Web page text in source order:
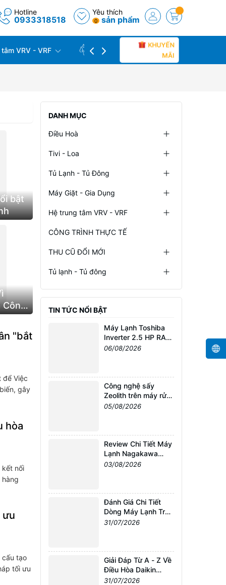
Hotline
0933318518
Yêu thích
0 sản phẩm
VRV - VRF CÔNG TRÌNH THỰC TẾ
KHUYẾN
MÃI
bật
Công
"bắt
để Việc
gây
hòa
kết nối
ưu
cấu tạo
tối ưu
DANH MỤC
Điều Hoà
Tivi - Loa
Tủ Lạnh - Tủ Đông
Máy Giặt - Gia Dụng
Hệ trung tâm VRV - VRF
CÔNG TRÌNH THỰC TẾ
THU CŨ ĐỔI MỚI
Tủ lạnh - Tủ đông
TIN TỨC NỔI BẬT
Máy Lạnh Toshiba
Inverter 2.5 HP RAS-
H24P2KCVG-V
Nguyễn Linh
06/08/2026
Công nghệ sấy
Zeolith trên máy rửa
chén Bosch
05/08/2026
Review Chi Tiết Máy
Lạnh Nagakawa
9.000 BTU NS-
03/08/2026
Đánh Giá Chi Tiết
Dòng Máy Lạnh Treo
Tường Daikin FTKM
31/07/2026
Giải Đáp Từ A - Z Về
Điều Hòa Daikin
12000BTU Inverter
31/07/2026